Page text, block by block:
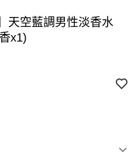
天空藍調男性淡香水
x1)